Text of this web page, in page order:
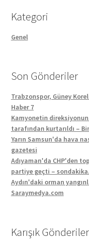
Kategori
Genel
Son Gönderiler
Trabzonspor, Güney
Haber 7
Kamyonetin
tarafından kurtarıldı –
Yarın Samsun'da hava
gazetesi
Adıyaman'da CHP'den
partiye geçti –
Aydın'daki orman
Saraymedya.com
Karışık Gönderiler